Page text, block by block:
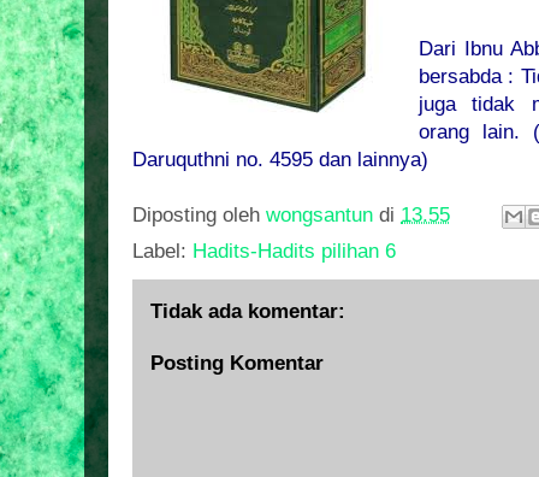
Dari Ibnu
bersabda :
juga tidak
orang lain.
Daruquthni no. 4595 dan lainnya)
Diposting oleh wongsantun di 13.55
Label: Hadits-Hadits pilihan 6
Tidak ada komentar:
Posting Komentar